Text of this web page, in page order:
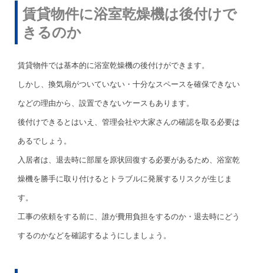
賃貸物件に浴室乾燥機は後付けで
きるのか
賃貸物件では基本的に浴室乾燥機の後付けができます。
しかし、換気扇がついていない・十分なスペースを確保できない
などの理由から、設置できないケースもあります。
後付けできるとはいえ、管理会社や大家さんの確認を取る必要は
あるでしょう。
入居者は、退去時に部屋を原状回復する必要があるため、浴室乾
燥機を勝手に取り付けるとトラブルに発展するリスクが生じま
す。
工事の依頼をする前に、誰が費用負担をするのか・退去時にどう
するのかなどを確認するようにしましょう。